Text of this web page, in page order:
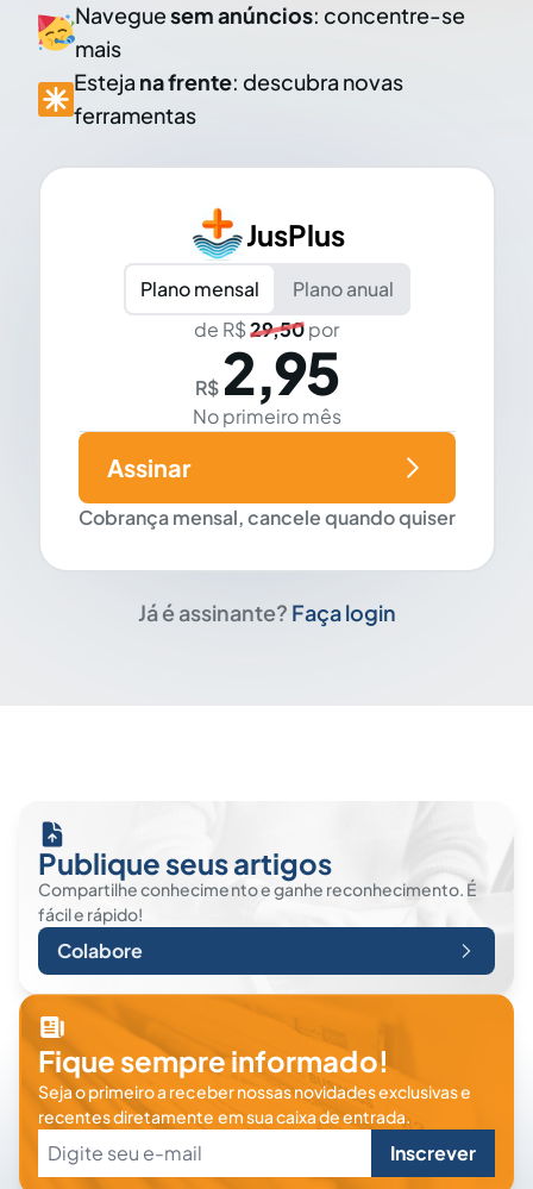
Naveguesem anúncios: concentre-se
mais
Esteja na frente: descubra novas
ferramentas
JusPlus
Plano mensal
Plano anual
de R$29,50por
R$ 2,95
No primeiro mês
Cobrança mensal, cancele quando quiser
Assinar
Já é assinante? Faça login
Publique seus artigos
Compartilhe conhecimento e ganhe reconhecimento. É
fácil e rápido!
Colabore
Fique sempre informado!
Seja o primeiro a receber nossas novidades exclusivas e
recentes diretamente em sua caixa de entrada.
Inscrever